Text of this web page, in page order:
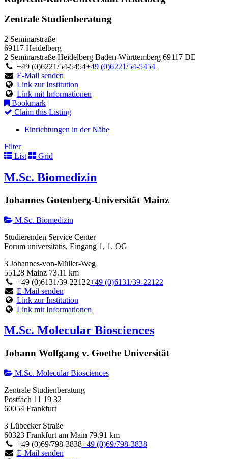
Zentrale Studienberatung
2 Seminarstraße
69117 Heidelberg
2 Seminarstraße Heidelberg Baden-Württemberg 69117 DE
+49 (0)6221/54-5454+49 (0)6221/54-5454
E-Mail senden
Link zur Institution
Link mit Informationen
Bookmark
Claim this Listing
Einrichtungen in der Nähe
Filter
List
Grid
M.Sc. Biomedizin
Johannes Gutenberg-Universität Mainz
M.Sc. Biomedizin
Studierenden Service Center
Forum universitatis, Eingang 1, 1. OG
3 Johannes-von-Müller-Weg
55128 Mainz 73.11 km
+49 (0)6131/39-22122+49 (0)6131/39-22122
E-Mail senden
Link zur Institution
Link mit Informationen
M.Sc. Molecular Biosciences
Johann Wolfgang v. Goethe Universität
M.Sc. Molecular Biosciences
Zentrale Studienberatung
Postfach 11 19 32
60054 Frankfurt
3 Lübecker Straße
60323 Frankfurt am Main 79.91 km
+49 (0)69/798-3838+49 (0)69/798-3838
E-Mail senden